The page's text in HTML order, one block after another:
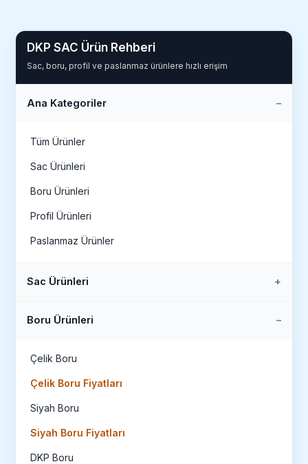
DKP SAC Ürün Rehberi
Sac, boru, profil ve paslanmaz ürünlere hızlı erişim
Ana Kategoriler
Tüm Ürünler
Sac Ürünleri
Boru Ürünleri
Profil Ürünleri
Paslanmaz Ürünler
Sac Ürünleri
Boru Ürünleri
Çelik Boru
Çelik Boru Fiyatları
Siyah Boru
Siyah Boru Fiyatları
DKP Boru